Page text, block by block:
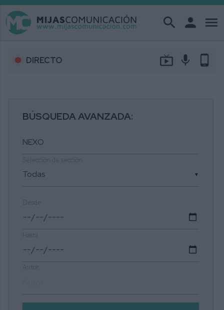
search person menu
DIRECTO live_tv mic phone_android
BÚSQUEDA AVANZADA:
▼